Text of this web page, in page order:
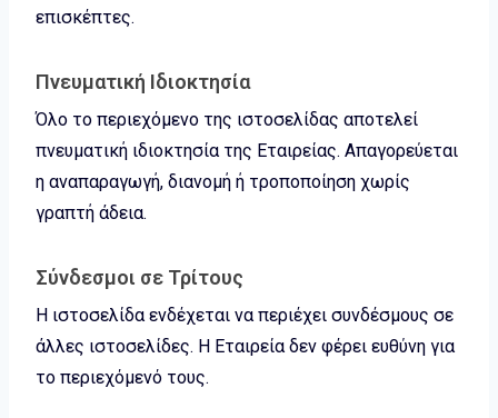
επισκέπτες.
Πνευματική Ιδιοκτησία
Όλο το περιεχόμενο της ιστοσελίδας αποτελεί
πνευματική ιδιοκτησία της Εταιρείας. Απαγορεύεται
η αναπαραγωγή, διανομή ή τροποποίηση χωρίς
γραπτή άδεια.
Σύνδεσμοι σε Τρίτους
Η ιστοσελίδα ενδέχεται να περιέχει συνδέσμους σε
άλλες ιστοσελίδες. Η Εταιρεία δεν φέρει ευθύνη για
το περιεχόμενό τους.